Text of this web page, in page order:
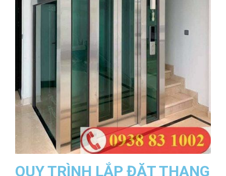
QUY TRÌNH LẮP ĐẶT THANG